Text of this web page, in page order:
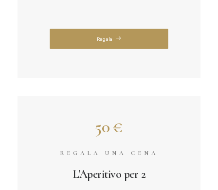
Regala
50 €
REGALA UNA CENA
L'Aperitivo per 2